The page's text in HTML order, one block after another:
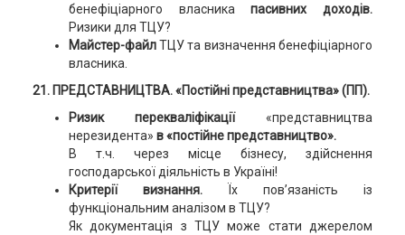
бенефіціарного власникапасивних доходів.
Ризики для ТЦУ?
Майстер-файлТЦУ та визначення бенефіціарного
власника.
21. ПРЕДСТАВНИЦТВА. «Постійні представництва» (ПП).
Ризик перекваліфікації«представництва
нерезидента» в «постійне представництво».
В т.ч. через місце бізнесу, здійснення
господарської діяльність в Україні!
Критерії визнання.Їх пов’язаність із
функціональним аналізом в ТЦУ?
Як документація з ТЦУ може стати джерелом